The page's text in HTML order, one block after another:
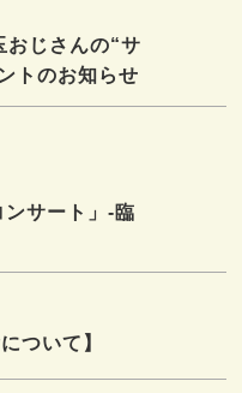
おじさんの“サ
トのお知らせ
ンサート」-臨
ついて】